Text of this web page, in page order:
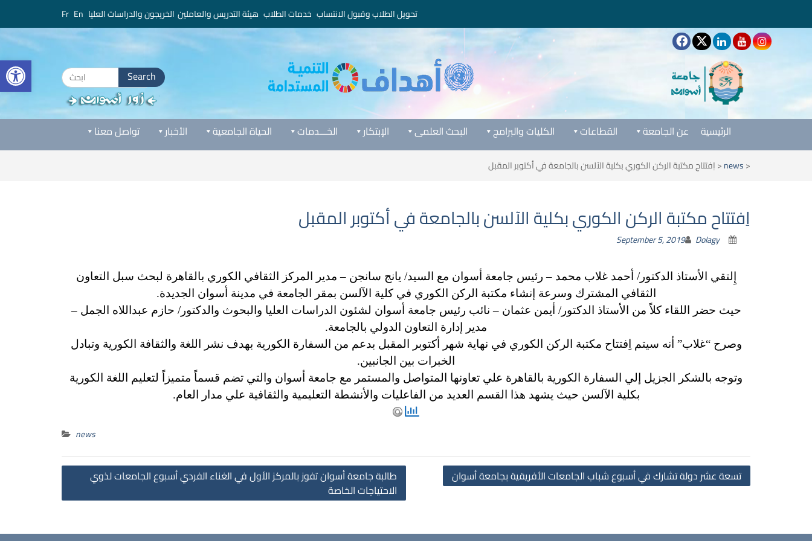
تحويل الطلاب وقبول الانتساب خدمات الطلاب هيئة التدريس والعاملين الخريجون والدراسات العليا
Search
for:
تواصل معنا الأخبار الحياة الجامعية الخـــدمات الإبتكار البحث العلمى الكليات والبرامج القطاعات عن الجامعة الرئيسية
<
news
<اِفتتاح مكتبة الركن الكوري بكلية الآلسن بالجامعة في أكتوبر المقبل
اِفتتاح مكتبة الركن الكوري بكلية الآلسن بالجامعة في أكتوبر المقبل
September 5, 2019 Dolagy
إِلتقي الأستاذ الدكتور/ أحمد غلاب محمد – رئيس جامعة أسوان مع السيد/ يانج سانجن – مدير المركز الثقافي الكوري بالقاهرة لبحث سبل التعاون
الثقافي المشترك وسرعة إنشاء مكتبة الركن الكوري في كلية الآلسن بمقر الجامعة في مدينة أسوان الجديدة.
حيث حضر اللقاء كلاً من الأستاذ الدكتور/ أيمن عثمان – نائب رئيس جامعة أسوان لشئون الدراسات العليا والبحوث والدكتور/ حازم عبداللاه الجمل –
مدير إدارة التعاون الدولي بالجامعة.
وصرح “غلاب” أنه سيتم اِفتتاح مكتبة الركن الكوري في نهاية شهر أكتوبر المقبل بدعم من السفارة الكورية بهدف نشر اللغة والثقافة الكورية وتبادل
الخبرات بين الجانبين.
وتوجه بالشكر الجزيل إلي السفارة الكورية بالقاهرة علي تعاونها المتواصل والمستمر مع جامعة أسوان والتي تضم قسماً متميزاً لتعليم اللغة الكورية
بكلية الآلسن حيث يشهد هذا القسم العديد من الفاعليات والأنشطة التعليمية والثقافية علي مدار العام.
news
طالبة جامعة أسوان تفوز بالمركز الأول في الغناء الفردي أسبوع الجامعات لذوي
الاحتياجات الخاصة
تسعة عشر دولة تشارك في أسبوع شباب الجامعات الأفريقية بجامعة أسوان